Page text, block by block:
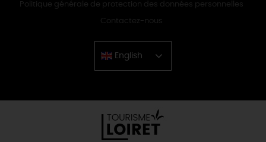
Politique générale de protection des données personnelles
Contactez-nous
English
Chinese